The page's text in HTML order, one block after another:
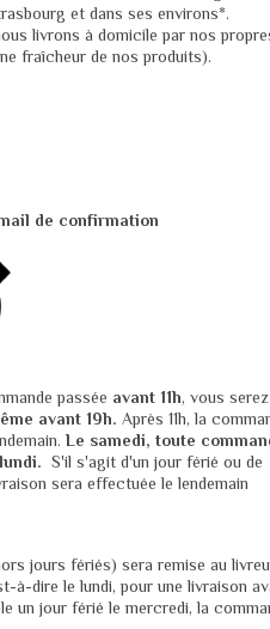
et dans ses environs*.
livrons à domicile par nos
fraîcheur de nos produits).
de confirmation
passée avant 11h, vous serez
avant 19h. Après 11h, la
Le samedi, toute
S'il s'agit d'un jour férié ou de
sera effectuée le lendemain
jours fériés) sera remise au
à-dire le lundi, pour une livraison
un jour férié le mercredi, la